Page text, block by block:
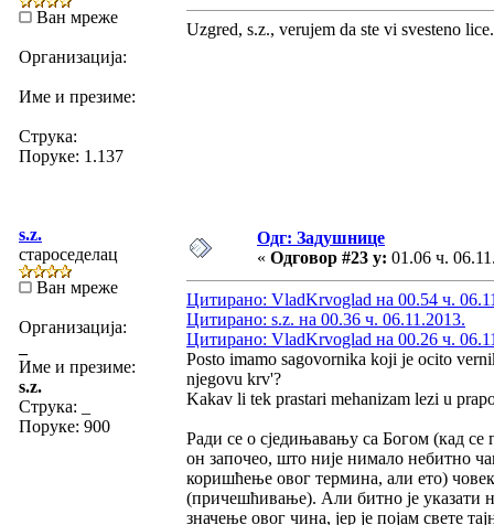
Ван мреже
Организација:
Име и презиме:
Струка:
Поруке: 1.137
Uzgred, s.z., verujem da ste vi svesteno
s.z.
староседелац
Ван мреже
Организација:
Име и презиме:
s.z.
Струка:
Поруке: 900
Одг: Задушнице
« Одговор #23 у: 01.06 ч.
Цитирано: VladKrvoglad на 00.54 ч.
Цитирано: s.z. на 00.36 ч. 06.11.2013.
Цитирано: VladKrvoglad на 00.26 ч.
Posto imamo sagovornika koji je ocito
njegovu krv'?
Kakav li tek prastari mehanizam lezi u
Ради се о сједињавању са Богом (кад се
он започео, што није нимало небитно
коришћење овог термина, али ето)
(причешћивање). Али битно је указати
значење овог чина, јер је појам свете